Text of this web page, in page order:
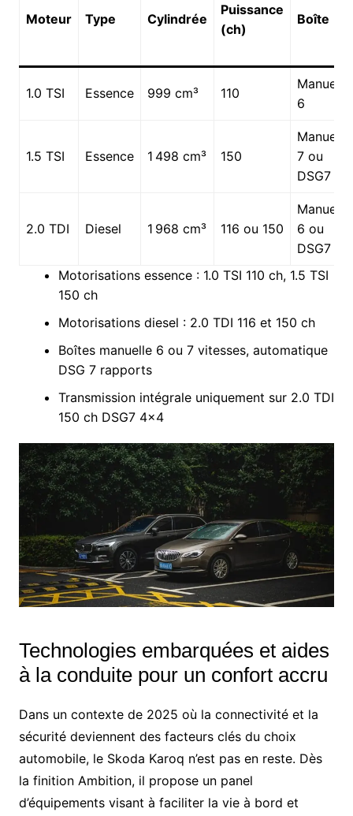
Moteur Type Cylindrée
Puissance
(ch)
Boîte
1.0 TSI Essence 999 cm³ 110
Manuelle
6
1.5 TSI Essence 1 498 cm³ 150
Manuelle
7 ou
DSG7
2.0 TDI Diesel 1 968 cm³ 116 ou 150
Manuelle
6 ou
DSG7
Motorisations essence : 1.0 TSI 110 ch, 1.5 TSI
150 ch
Motorisations diesel : 2.0 TDI 116 et 150 ch
Boîtes manuelle 6 ou 7 vitesses, automatique
DSG 7 rapports
Transmission intégrale uniquement sur 2.0 TDI
150 ch DSG7 4×4
Technologies embarquées et aides
à la conduite pour un confort accru
Dans un contexte de 2025 où la connectivité et la
sécurité deviennent des facteurs clés du choix
automobile, le Skoda Karoq n’est pas en reste. Dès
la finition Ambition, il propose un panel
d’équipements visant à faciliter la vie à bord et